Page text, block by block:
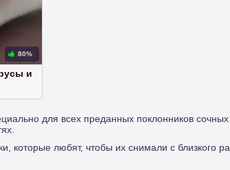
80%
и
для всех преданных поклонников
любят, чтобы их снимали с близкого